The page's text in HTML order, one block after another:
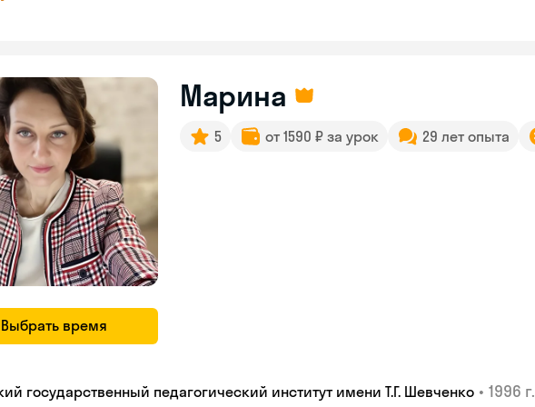
Выбрать время
Марина
5 от 1590 ₽ за урок 29 лет опыта
государственный педагогический институт имени Т.Г. Шевченко • 1996 г.
online